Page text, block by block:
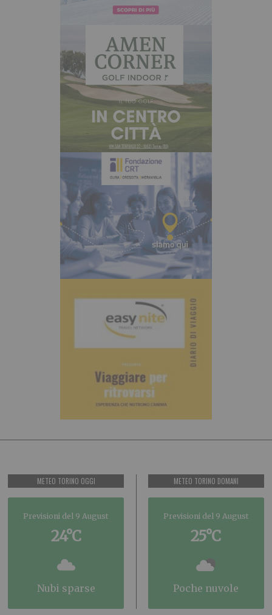
METEO TORINO OGGI
Previsioni del 9 August
24°C
nubi sparse
METEO TORINO DOMANI
Previsioni del 9 August
25°C
poche nuvole